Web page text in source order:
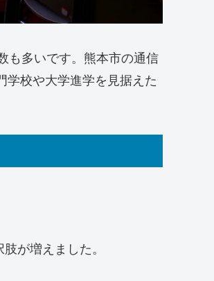
も多いです。熊本市の通信
校や大学進学を見据えた
が増えました。